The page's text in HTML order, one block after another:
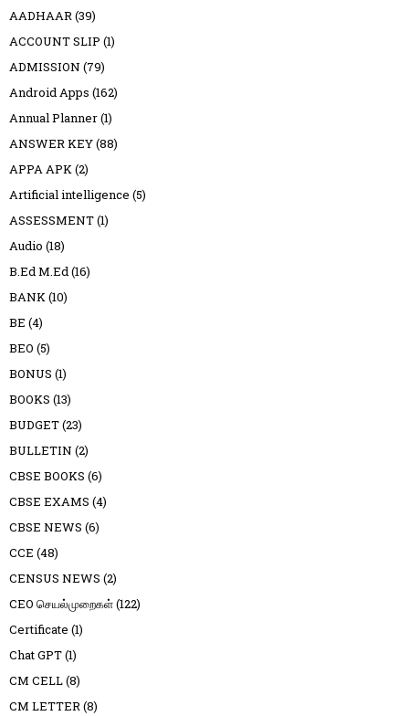
AADHAAR(39)
ACCOUNT SLIP (1)
ADMISSION (79)
Android Apps (162)
Annual Planner(1)
ANSWER KEY(88)
APPA APK(2)
Artificial intelligence (5)
ASSESSMENT(1)
Audio (18)
B.Ed M.Ed(16)
BANK(10)
BE (4)
BEO (5)
BONUS (1)
BOOKS (13)
BUDGET(23)
BULLETIN (2)
CBSE BOOKS (6)
CBSE EXAMS (4)
CBSE NEWS (6)
CCE (48)
CENSUS NEWS (2)
CEO செயல்முறைகள்(122)
Certificate (1)
Chat GPT(1)
CM CELL(8)
CM LETTER(8)